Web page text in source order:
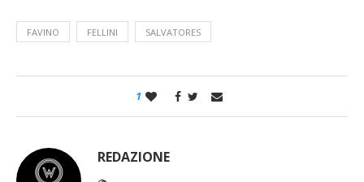
FAVINO FELLINI SALVATORES
1
REDAZIONE